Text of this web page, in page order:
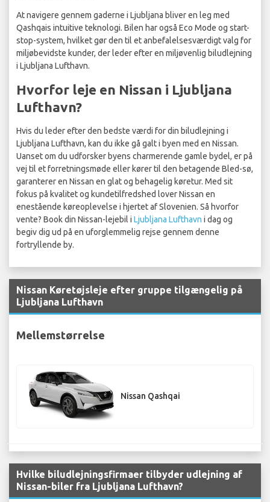
At navigere gennem gaderne i Ljubljana bliver en leg med
Qashqais intuitive teknologi. Bilen har også Eco Mode og start-
stop-system, hvilket gør den til et anbefalelsesværdigt valg for
miljøbevidste kunder, der leder efter en miljøvenlig biludlejning
i Ljubljana Lufthavn.
Hvorfor leje en Nissan i Ljubljana
Lufthavn?
Hvis du leder efter den bedste værdi for din biludlejning i
Ljubljana Lufthavn, kan du ikke gå galt i byen med en Nissan.
Uanset om du udforsker byens charmerende gamle bydel, er på
vej til et forretningsmøde eller kører til den betagende Bled-sø,
garanterer en Nissan en glat og behagelig køretur. Med sit
fokus på kvalitet og kundetilfredshed lover Nissan en
enestående køreoplevelse i hjertet af Slovenien. Så hvorfor
vente? Book din Nissan-lejebil i Ljubljana Lufthavn i dag og
begiv dig ud på en uforglemmelig rejse gennem denne
fortryllende by.
Nissan Køretøjsleje efter gruppe tilgængelig på
Ljubljana Lufthavn
Mellemstørrelse
Nissan Qashqai
Hvilke biludlejningsfirmaer tilbyder udlejning af
Nissan-biler fra Ljubljana Lufthavn?